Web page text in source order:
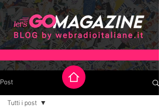
Post
Tutti i post